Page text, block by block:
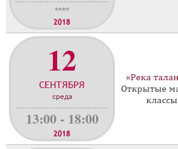
е
-
л
о
в
****
2018
12
СЕНТЯБРЯ
среда
13:00 - 18:00
2018
«Река
Открытые
классы